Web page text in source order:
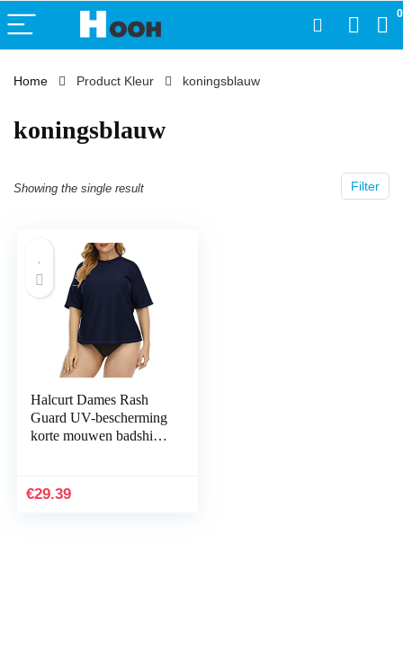
0
Home Product Kleur koningsblauw
koningsblauw
Filter
Showing the single result
Halcurt Dames Rash
Guard UV-bescherming
korte mouwen badshirt
€29.39